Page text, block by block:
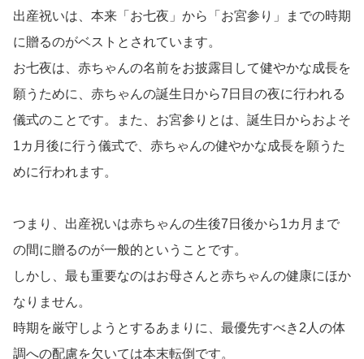
出産祝いは、本来「お七夜」から「お宮参り」までの時期
に贈るのがベストとされています。
お七夜は、赤ちゃんの名前をお披露目して健やかな成長を
願うために、赤ちゃんの誕生日から7日目の夜に行われる
儀式のことです。また、お宮参りとは、誕生日からおよそ
1カ月後に行う儀式で、赤ちゃんの健やかな成長を願うた
めに行われます。
つまり、出産祝いは赤ちゃんの生後7日後から1カ月まで
の間に贈るのが一般的ということです。
しかし、最も重要なのはお母さんと赤ちゃんの健康にほか
なりません。
時期を厳守しようとするあまりに、最優先すべき2人の体
調への配慮を欠いては本末転倒です。